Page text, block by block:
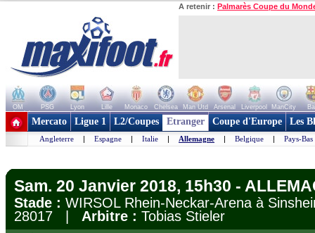
A retenir : Palmarès Coupe du
OM PSG Lyon Lille Monaco Chelsea Man Utd Arsenal Liverpool ManCity
+ de clubs
Mercato Ligue 1 L2/Coupes Etranger Coupe d'Europe Les
Angleterre | Espagne | Italie | Allemagne | Belgique | Pays-Bas
Sam. 20 Janvier 2018, 15h30 -
Stade : WIRSOL Rhein-Neckar-Arena à
28017 | Arbitre : Tobias Stieler